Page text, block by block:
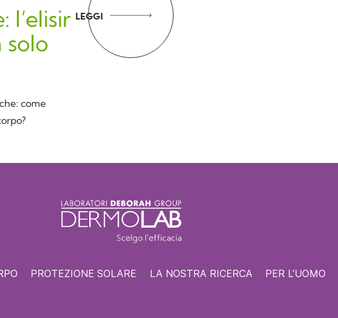
LEGGI
l’elisir
solo
come
PROTEZIONE SOLARE LA NOSTRA RICERCA PER L’UOMO